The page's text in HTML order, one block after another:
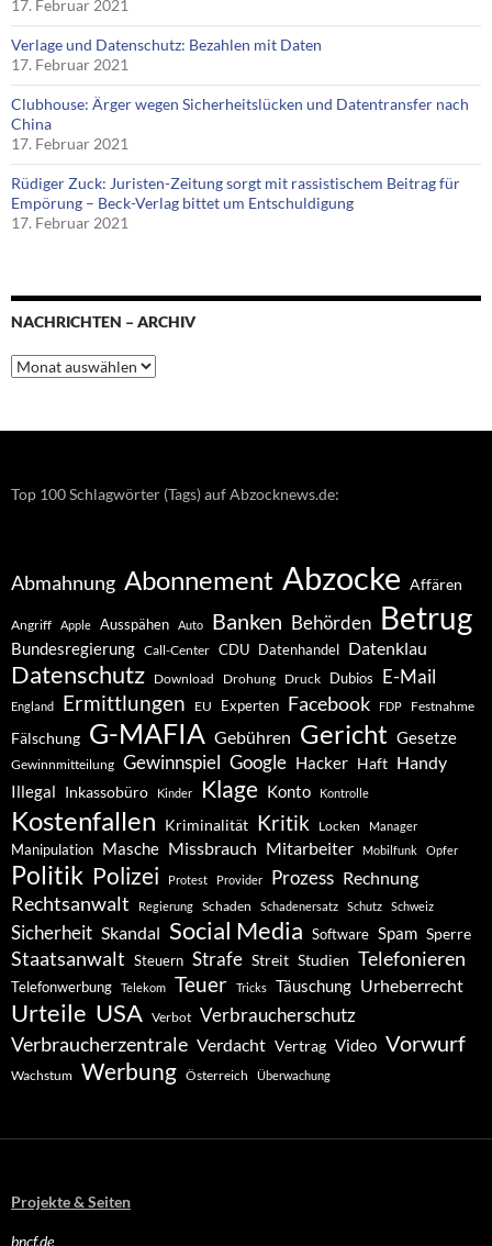
17. Februar 2021
Verlage und Datenschutz: Bezahlen mit Daten
17. Februar 2021
Clubhouse: Ärger wegen Sicherheitslücken und Datentransfer nach
China
17. Februar 2021
Rüdiger Zuck: Juristen-Zeitung sorgt mit rassistischem Beitrag für
Empörung – Beck-Verlag bittet um Entschuldigung
17. Februar 2021
NACHRICHTEN – ARCHIV
Nachrichten
–
Top 100 Schlagwörter (Tags) auf Abzocknews.de:
Abmahnung Abonnement Abzocke Affären
Angriff Apple Ausspähen Auto Banken Behörden Betrug
Bundesregierung Call-Center CDU Datenhandel Datenklau
Datenschutz Download Drohung Druck Dubios E-Mail
England Ermittlungen EU Experten Facebook FDP Festnahme
Fälschung G-MAFIA Gebühren Gericht Gesetze
Gewinnmitteilung Gewinnspiel Google Hacker Haft Handy
Illegal Inkassobüro Kinder Klage Konto Kontrolle
Kostenfallen Kriminalität Kritik Locken Manager
Manipulation Masche Missbrauch Mitarbeiter Mobilfunk Opfer
Politik Polizei Protest Provider Prozess Rechnung
Rechtsanwalt Regierung Schaden Schadenersatz Schutz Schweiz
Sicherheit Skandal Social Media Software Spam Sperre
Staatsanwalt Steuern Strafe Streit Studien Telefonieren
Telefonwerbung Telekom Teuer Tricks Täuschung Urheberrecht
Urteile USA Verbot Verbraucherschutz
Verbraucherzentrale Verdacht Vertrag Video Vorwurf
Wachstum Werbung Österreich Überwachung
Projekte & Seiten
bncf.de